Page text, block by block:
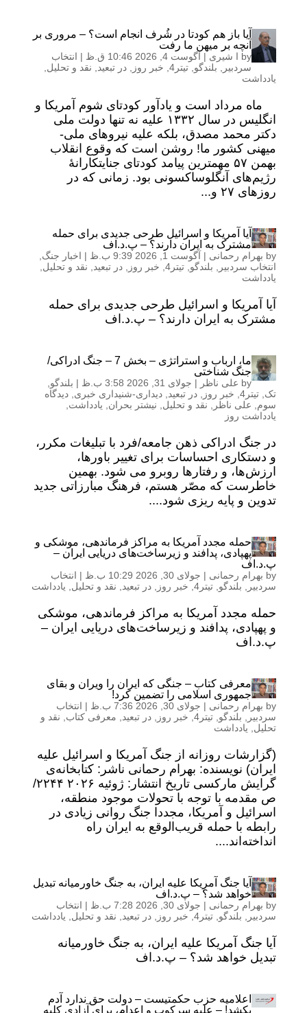
آیا باز هم کودتا در شُرف انجام است؟ – مروری بر
آنچه بر میهن ما رفت
by ا شیری | آگوست 4, 2026 10:46 ق.ظ | انتخاب
سردبیر
بلندگو تیتر4 , خبر روز در تبعید نقد و تحلیل
یادداشت
ماه مرداد است و یادآور کودتای شوم آمریکا و
انگلیس در سال ١٣٣٢ علیه نه تنها دولت ملی
دکتر محمد مصدق، بلکه علیه نیروهای ملی-
میهنی کشور ما! روشن است که وقوع انقلاب
بهمن ۵٧ مهمترین پیامد کودتای جنایتکارانۀ
رژیم‌های آنگلوساکسونی بود. زمانی که در
روزهای ۲۷ و...
آیا آمریکا و اسرائیل طرحی جدیدی برای حمله
مشترک به ایران دارند؟ – پ.د.اف
by بهرام رحمانی | آگوست 1, 2026 9:39 ب.ظ | اخبار جنگ
انتخاب سردبیر
بلندگو تیتر4 , خبر روز در تبعید نقد و تحلیل
یادداشت
آیا آمریکا و اسرائیل طرحی جدیدی برای حمله
مشترک به ایران دارند؟ – پ.د.اف
ما، ارباب و استراتژی – بخش 7 – جنگ ادراکی/
جنگ شناختی
by علی ناظر | جولای 31, 2026 3:58 ب.ظ | بلندگو
تک تیتر4 , خبر روز در تبعید دیداری-شنیداری خبری دیدگاه
سوم
علی ناظر نقد و تحلیل نیشتر بحران یادداشت
یادداشت روز
در جنگ ادراکی ذهن جامعه/فرد با تبلیغات مکرر،
و دستکاری احساسات برای تغییر باورها،
ارزش‌ها، و رفتار‌ها روبرو می شود. بهمین
خاطرست که مصّر هستم، فرهنگ مبارزاتی جدید
تدوین و پایه ریزی شود....
حمله مجدد آمریکا به مراکز فرماندهی، موشکی و
پهپادی، پدافند و زیرساخت‌های دریایی ایران –
پ.د.اف
by بهرام رحمانی | جولای 30, 2026 10:29 ب.ظ | انتخاب
سردبیر
بلندگو تیتر4 , خبر روز در تبعید نقد و تحلیل یادداشت
حمله مجدد آمریکا به مراکز فرماندهی، موشکی
و پهپادی، پدافند و زیرساخت‌های دریایی ایران –
پ.د.اف
معرفی کتاب – جنگی که ایران را ویران و بقای
جمهوری اسلامی را تضمین کرد!
by بهرام رحمانی | جولای 30, 2026 7:36 ب.ظ | انتخاب
سردبیر
بلندگو تیتر4 , خبر روز در تبعید معرفی کتاب
نقد و
تحلیل
یادداشت
(گزارشات روزانه از جنگ آمریکا و اسرائیل علیه
ایران) نویسنده: بهرام رحمانی ناشر: کتابخانه‌ی
گرایش مارکسی تاریخ انتشار: ژوئیه ۲۰۲۶ ۲۲۴۴/
ص مقدمه با توجه با تحولات موجود منطقه،
اسرائیل و آمریکا، مجددا جنگ روانی زیادی در
رابطه با حمله قریب‌الوقع به ایران راه
انداخته‌اند....
آیا جنگ آمریکا علیه ایران، به جنگ خاورمیانه تبدیل
خواهد شد؟ – پ.د.اف
by بهرام رحمانی | جولای 30, 2026 7:28 ب.ظ | انتخاب
سردبیر
بلندگو تیتر4 , خبر روز در تبعید نقد و تحلیل یادداشت
آیا جنگ آمریکا علیه ایران، به جنگ خاورمیانه
تبدیل خواهد شد؟ – پ.د.اف
اعلامیه حزب حکمتیست – دولت حق ندارد آدم
بکشد! – علیه سرکوب و اعدام، برای آزادی کلیه